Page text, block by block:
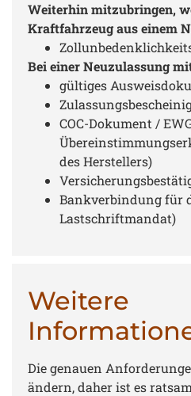
Weiterhin mitzubringen,
Kraftfahrzeug aus einem
Bei einer Neuzulassung
gültiges
COC-Dokument /
des Herstellers)
Bankverbindung für
Lastschriftmandat)
Weitere
Die genauen
ändern, daher ist es